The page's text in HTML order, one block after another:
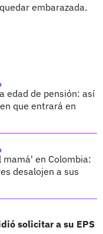
embarazada.
edad de pensión: así
que entrará en
mamá' en Colombia:
desalojen a sus
solicitar a su EPS